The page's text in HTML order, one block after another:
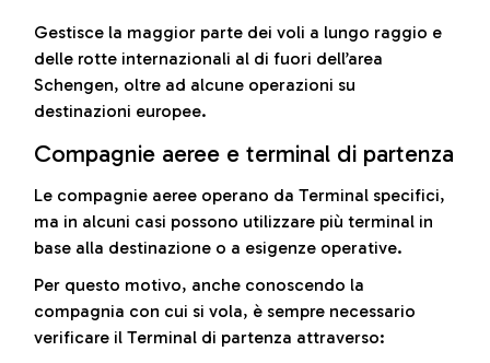
Gestisce la maggior parte dei voli a lungo raggio e
delle rotte internazionali al di fuori dell’area
Schengen, oltre ad alcune operazioni su
destinazioni europee.
Compagnie aeree e terminal di partenza
Le compagnie aeree operano da Terminal specifici,
ma in alcuni casi possono utilizzare più terminal in
base alla destinazione o a esigenze operative.
Per questo motivo, anche conoscendo la
compagnia con cui si vola, è sempre necessario
verificare il Terminal di partenza attraverso: